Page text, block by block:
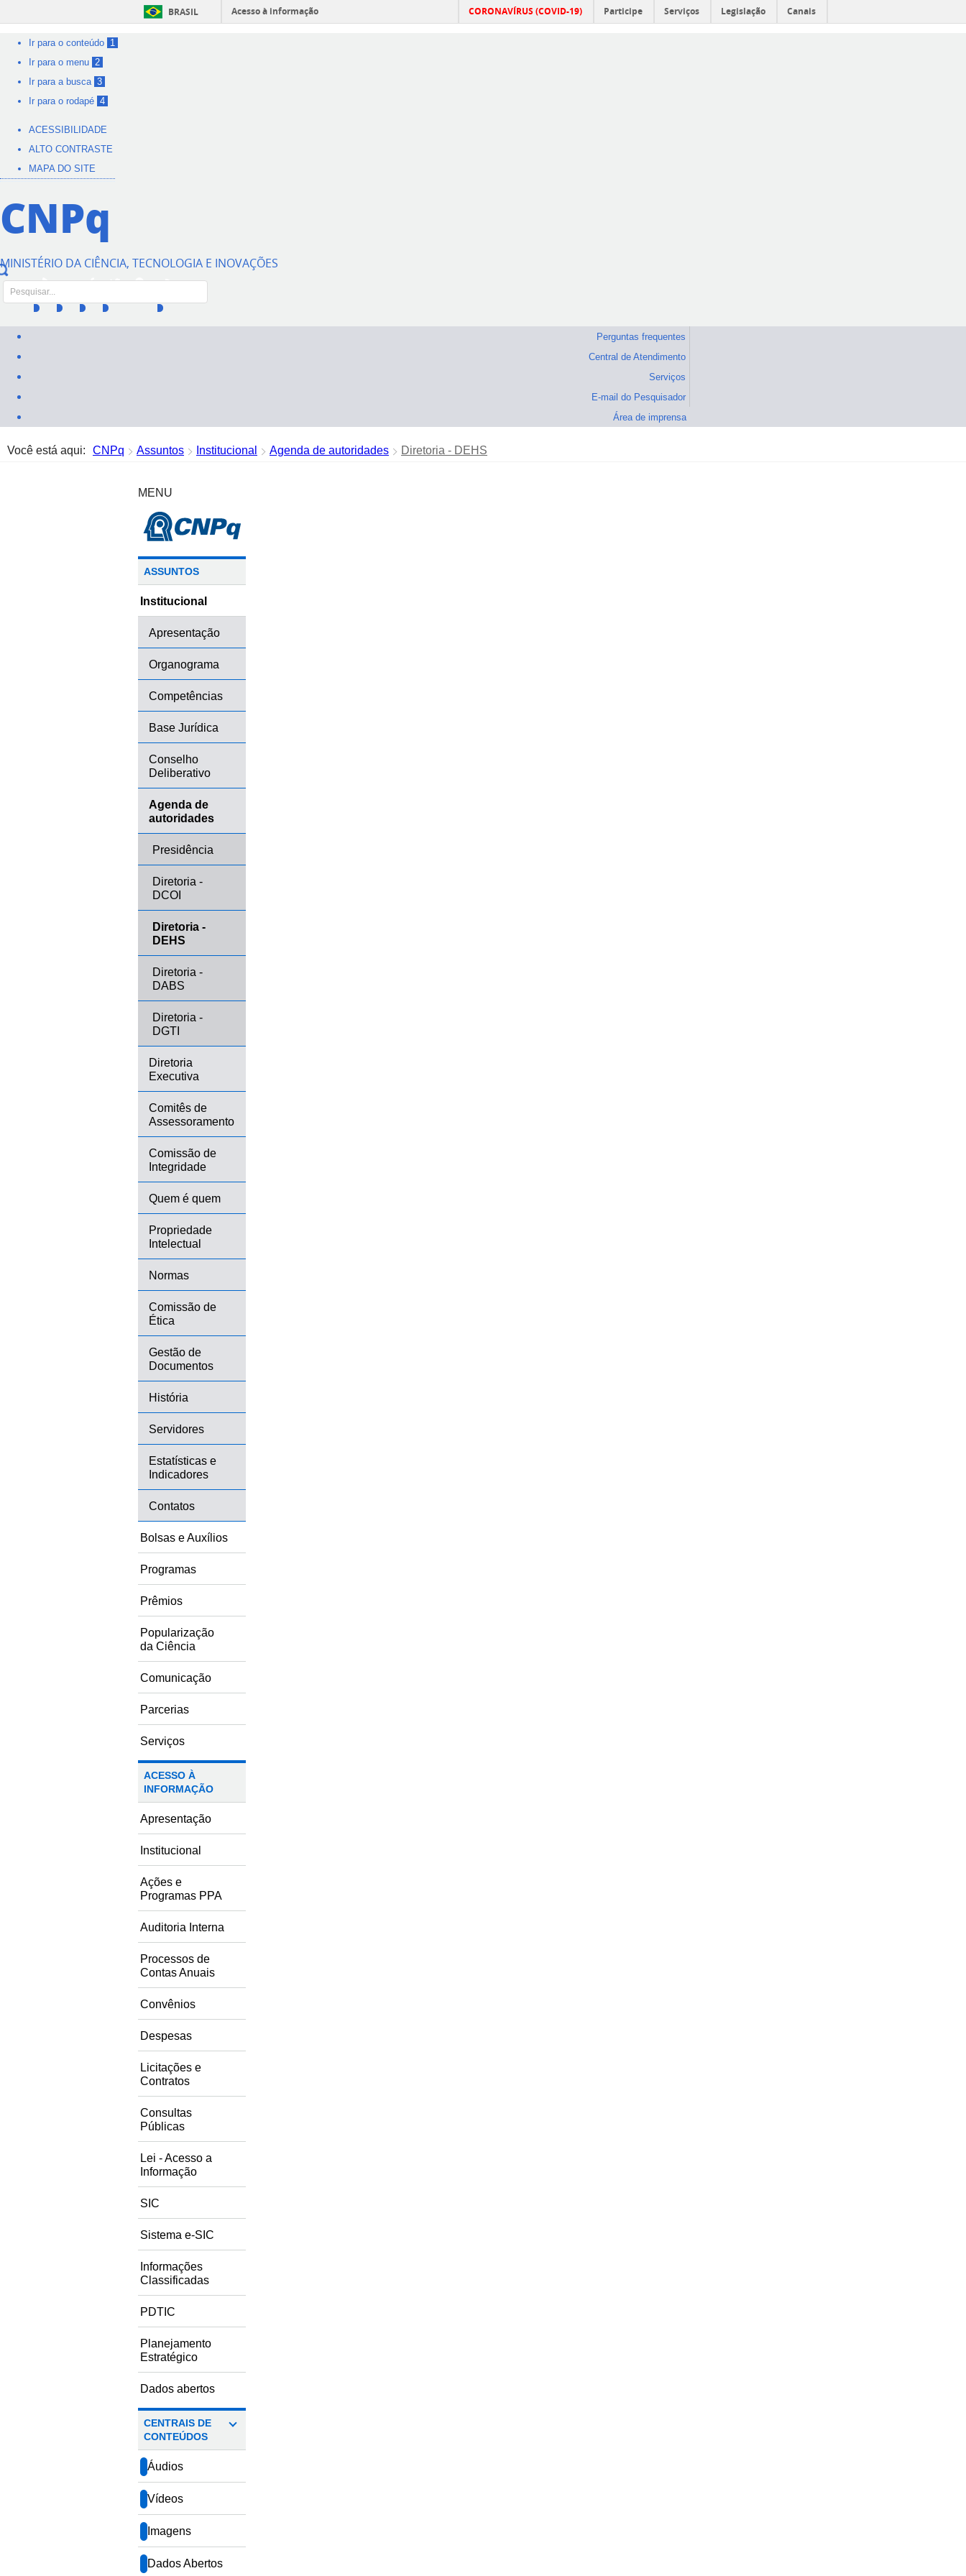
BRASIL Acesso à informação CORONAVÍRUS (COVID-19) Participe Serviços Legislação Canais
Ir para o conteúdo 1
Ir para o menu 2
Ir para a busca 3
Ir para o rodapé 4
ACESSIBILIDADE
ALTO CONTRASTE
MAPA DO SITE
CNPq
MINISTÉRIO DA CIÊNCIA, TECNOLOGIA E INOVAÇÕES
Perguntas frequentes
Central de Atendimento
Serviços
E-mail do Pesquisador
Área de imprensa
Você está aqui: CNPq Assuntos Institucional Agenda de autoridades Diretoria - DEHS
MENU
ASSUNTOS
Institucional
Apresentação
Organograma
Competências
Base Jurídica
Conselho
Deliberativo
Agenda de
autoridades
Presidência
Diretoria -
DCOI
Diretoria -
DEHS
Diretoria -
DABS
Diretoria -
DGTI
Diretoria
Executiva
Comitês de
Assessoramento
Comissão de
Integridade
Quem é quem
Propriedade
Intelectual
Normas
Comissão de
Ética
Gestão de
Documentos
História
Servidores
Estatísticas e
Indicadores
Contatos
Bolsas e Auxílios
Programas
Prêmios
Popularização
da Ciência
Comunicação
Parcerias
Serviços
ACESSO À
INFORMAÇÃO
Apresentação
Institucional
Ações e
Programas PPA
Auditoria Interna
Processos de
Contas Anuais
Convênios
Despesas
Licitações e
Contratos
Consultas
Públicas
Lei - Acesso a
Informação
SIC
Sistema e-SIC
Informações
Classificadas
PDTIC
Planejamento
Estratégico
Dados abertos
CENTRAIS DE
CONTEÚDOS
Áudios
Vídeos
Imagens
Dados Abertos